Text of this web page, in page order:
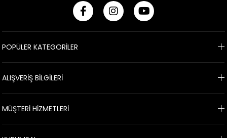
POPÜLER KATEGORİLER
ALIŞVERİŞ BİLGİLERİ
MÜŞTERİ HİZMETLERİ